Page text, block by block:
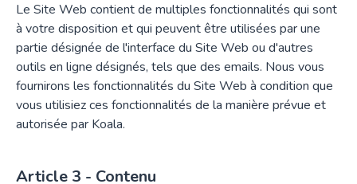
Le Site Web contient de multiples fonctionnalités qui sont
à votre disposition et qui peuvent être utilisées par une
partie désignée de l'interface du Site Web ou d'autres
outils en ligne désignés, tels que des emails. Nous vous
fournirons les fonctionnalités du Site Web à condition que
vous utilisiez ces fonctionnalités de la manière prévue et
autorisée par Koala.
Contenu